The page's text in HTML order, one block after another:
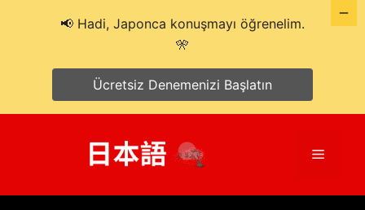
Menü
📢 Hadi, Japonca konuşmayı öğrenelim.
🎌
Ücretsiz Denemenizi Başlatın